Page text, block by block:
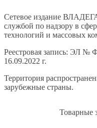
Сетевое издание
службой по надзору в
технологий и массовых
Реестровая запись: ЭЛ №
16.09.2022 г.
Территория
зарубежные страны.
Товарные